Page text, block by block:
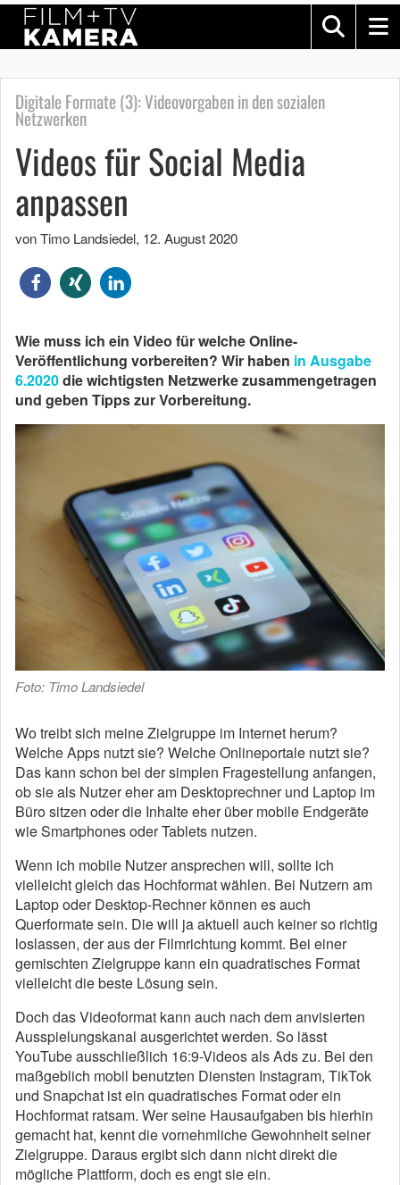
Digitale Formate (3): Videovorgaben in den sozialen
Netzwerken
Videos für Social Media
anpassen
von Timo Landsiedel, 12. August 2020
Wie muss ich ein Video für welche Online-
Veröffentlichung vorbereiten? Wir haben in Ausgabe
6.2020die wichtigsten Netzwerke zusammengetragen
und geben Tipps zur Vorbereitung.
Foto: Timo Landsiedel
Wo treibt sich meine Zielgruppe im Internet herum?
Welche Apps nutzt sie? Welche Onlineportale nutzt sie?
Das kann schon bei der simplen Fragestellung anfangen,
ob sie als Nutzer eher am Desktoprechner und Laptop im
Büro sitzen oder die Inhalte eher über mobile Endgeräte
wie Smartphones oder Tablets nutzen.
Wenn ich mobile Nutzer ansprechen will, sollte ich
vielleicht gleich das Hochformat wählen. Bei Nutzern am
Laptop oder Desktop-Rechner können es auch
Querformate sein. Die will ja aktuell auch keiner so richtig
loslassen, der aus der Filmrichtung kommt. Bei einer
gemischten Zielgruppe kann ein quadratisches Format
vielleicht die beste Lösung sein.
Doch das Videoformat kann auch nach dem anvisierten
Ausspielungskanal ausgerichtet werden. So lässt
YouTube ausschließlich 16:9-Videos als Ads zu. Bei den
maßgeblich mobil benutzten Diensten Instagram, TikTok
und Snapchat ist ein quadratisches Format oder ein
Hochformat ratsam. Wer seine Hausaufgaben bis hierhin
gemacht hat, kennt die vornehmliche Gewohnheit seiner
Zielgruppe. Daraus ergibt sich dann nicht direkt die
mögliche Plattform, doch es engt sie ein.